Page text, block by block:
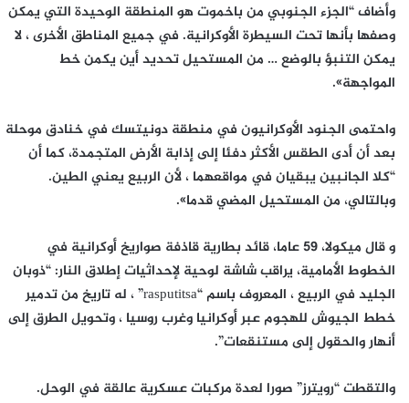
وأضاف “الجزء الجنوبي من باخموت هو المنطقة الوحيدة التي يمكن
وصفها بأنها تحت السيطرة الأوكرانية. في جميع المناطق الأخرى ، لا
يمكن التنبؤ بالوضع … من المستحيل تحديد أين يكمن خط
المواجهة».
واحتمى الجنود الأوكرانيون في منطقة دونيتسك في خنادق موحلة
بعد أن أدى الطقس الأكثر دفئا إلى إذابة الأرض المتجمدة، كما أن
“كلا الجانبين يبقيان في مواقعهما ، لأن الربيع يعني الطين.
وبالتالي، من المستحيل المضي قدما».
و قال ميكولا، 59 عاما، قائد بطارية قاذفة صواريخ أوكرانية في
الخطوط الأمامية، يراقب شاشة لوحية لإحداثيات إطلاق النار: “ذوبان
الجليد في الربيع ، المعروف باسم “rasputitsa” ، له تاريخ من تدمير
خطط الجيوش للهجوم عبر أوكرانيا وغرب روسيا ، وتحويل الطرق إلى
أنهار والحقول إلى مستنقعات”.
والتقطت “رويترز” صورا لعدة مركبات عسكرية عالقة في الوحل.